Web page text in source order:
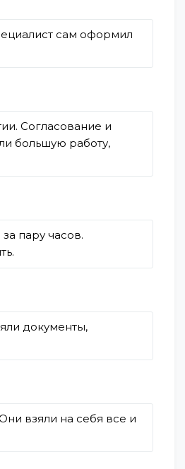
сам оформил
Согласование и
большую работу,
пару часов.
документы,
взяли на себя все и